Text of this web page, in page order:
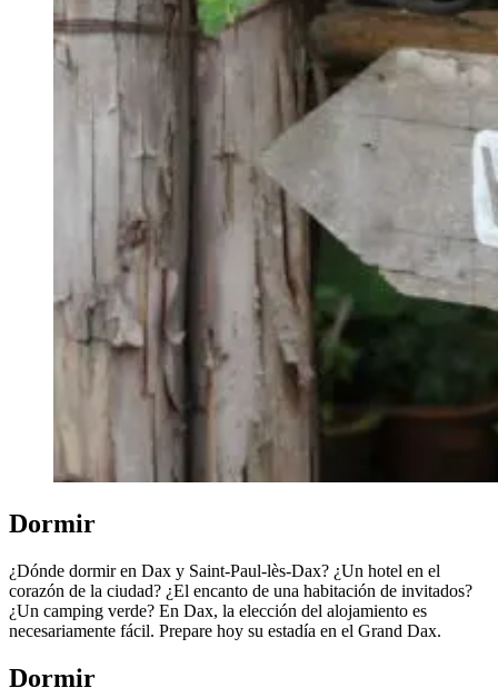
Dormir
¿Dónde dormir en Dax y Saint-Paul-lès-Dax? ¿Un hotel en el
corazón de la ciudad? ¿El encanto de una habitación de invitados?
¿Un camping verde? En Dax, la elección del alojamiento es
necesariamente fácil. Prepare hoy su estadía en el Grand Dax.
Dormir